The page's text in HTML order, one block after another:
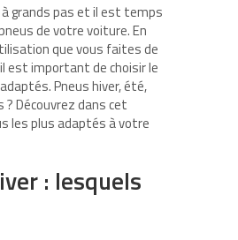
à grands pas et il est temps
de votre voiture. En
que vous faites de
est important de choisir le
Pneus hiver, été,
Découvrez dans cet
les plus adaptés à votre
: lesquels